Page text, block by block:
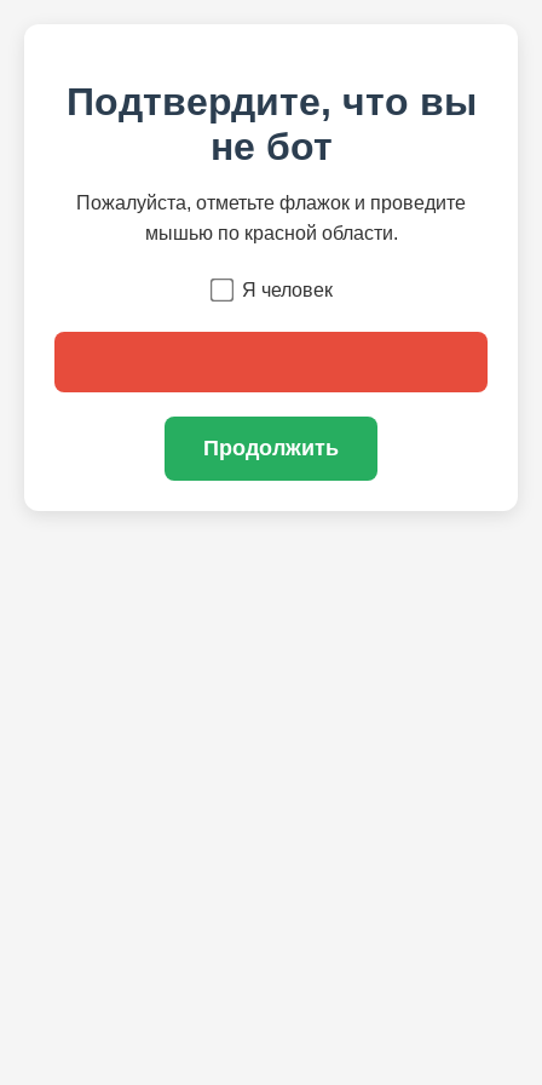
Подтвердите, что вы
не бот
Пожалуйста, отметьте флажок и проведите
мышью по красной области.
Я человек
Продолжить